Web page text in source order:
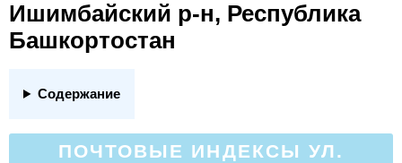
Ишимбайский р-н, Республика
Башкортостан
Содержание
ПОЧТОВЫЕ ИНДЕКСЫ УЛ.